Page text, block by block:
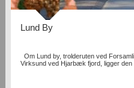
Lund By
Om Lund by, trolderuten ved
Virksund ved Hjarbæk fjord, ligger den